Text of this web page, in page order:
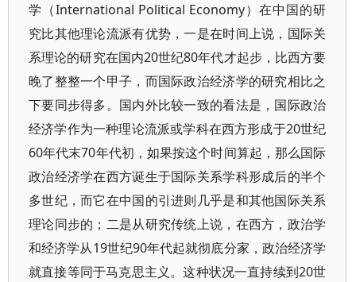
学（International Political Economy）在中国的研
究比其他理论流派有优势，一是在时间上说，国际关
系理论的研究在国内20世纪80年代才起步，比西方要
晚了整整一个甲子，而国际政治经济学的研究相比之
下要同步得多。国内外比较一致的看法是，国际政治
经济学作为一种理论流派或学科在西方形成于20世纪
60年代末70年代初，如果按这个时间算起，那么国际
政治经济学在西方诞生于国际关系学科形成后的半个
多世纪，而它在中国的引进则几乎是和其他国际关系
理论同步的；二是从研究传统上说，在西方，政治学
和经济学从19世纪90年代起就彻底分家，政治经济学
就直接等同于马克思主义。这种状况一直持续到20世